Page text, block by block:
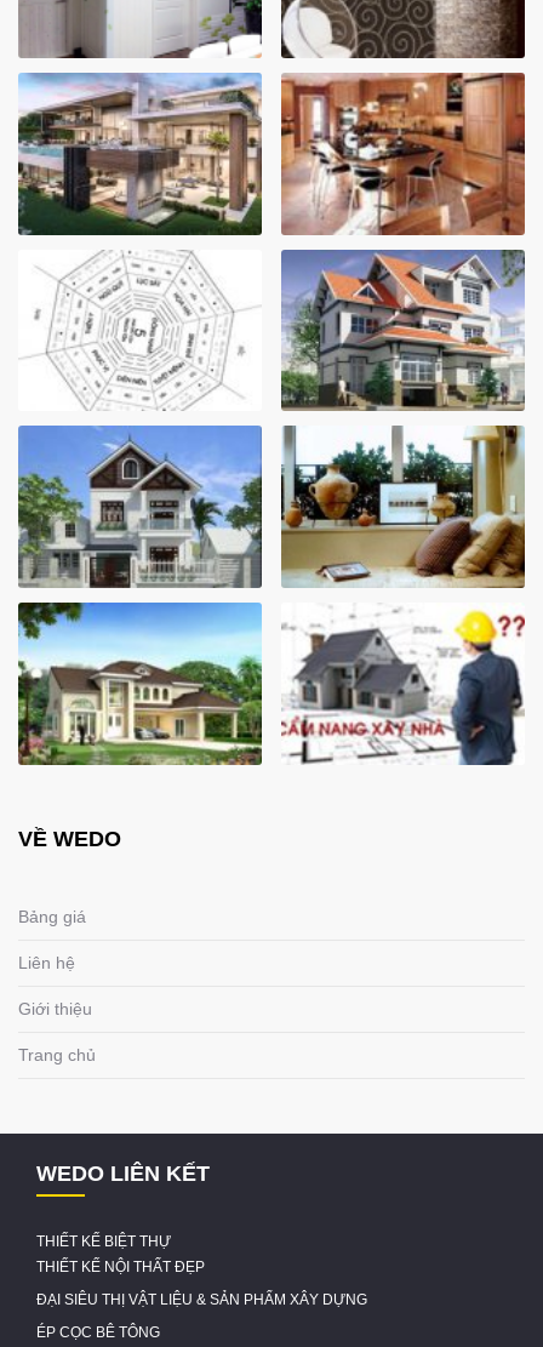
VỀ WEDO
Bảng giá
Liên hệ
Giới thiệu
Trang chủ
WEDO LIÊN KẾT
THIẾT KẾ BIỆT THỰ
THIẾT KẾ NỘI THẤT ĐẸP
ĐẠI SIÊU THỊ VẬT LIỆU & SẢN PHẨM XÂY DỰNG
ÉP CỌC BÊ TÔNG